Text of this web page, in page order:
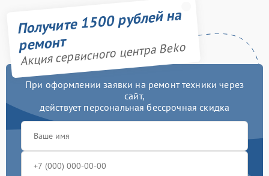
Получите 1500 рублей на
ремонт
Акция сервисного центра Beko
При оформлении заявки на ремонт техники через
сайт,
действует персональная бессрочная скидка